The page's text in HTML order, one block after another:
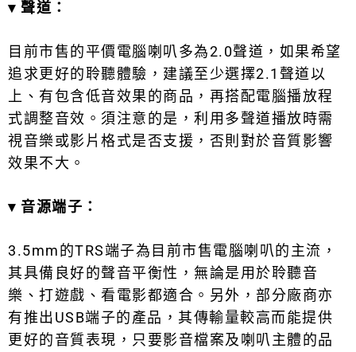
▾ 聲道：
目前市售的平價電腦喇叭多為2.0聲道，如果希望
追求更好的聆聽體驗，建議至少選擇2.1聲道以
上、有包含低音效果的商品，再搭配電腦播放程
式調整音效。須注意的是，利用多聲道播放時需
視音樂或影片格式是否支援，否則對於音質影響
效果不大。
▾ 音源端子：
3.5mm的TRS端子為目前市售電腦喇叭的主流，
其具備良好的聲音平衡性，無論是用於聆聽音
樂、打遊戲、看電影都適合。另外，部分廠商亦
有推出USB端子的產品，其傳輸量較高而能提供
更好的音質表現，只要影音檔案及喇叭主體的品